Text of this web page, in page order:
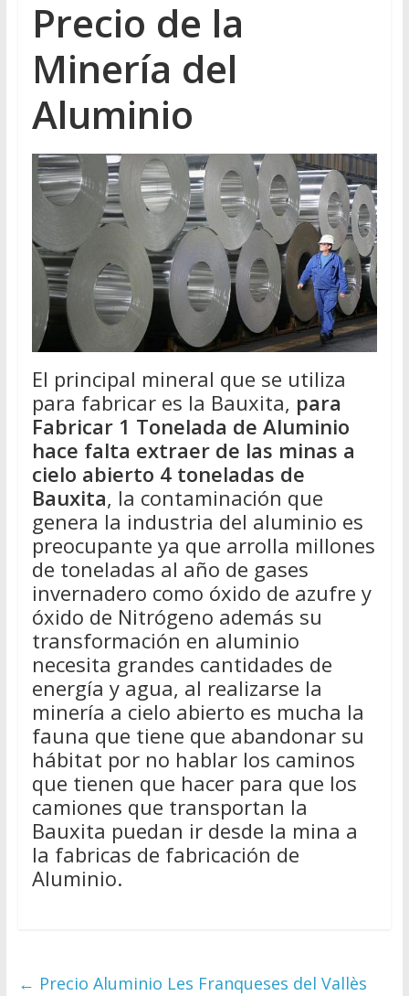
Precio de la
Minería del
Aluminio
El principal mineral que se utiliza
para fabricar es la Bauxita, para
Fabricar 1 Tonelada de Aluminio
hace falta extraer de las minas a
cielo abierto 4 toneladas de
Bauxita, la contaminación que
genera la industria del aluminio es
preocupante ya que arrolla millones
de toneladas al año de gases
invernadero como óxido de azufre y
óxido de Nitrógeno además su
transformación en aluminio
necesita grandes cantidades de
energía y agua, al realizarse la
minería a cielo abierto es mucha la
fauna que tiene que abandonar su
hábitat por no hablar los caminos
que tienen que hacer para que los
camiones que transportan la
Bauxita puedan ir desde la mina a
la fabricas de fabricación de
Aluminio.
← Precio Aluminio Les Franqueses del Vallès